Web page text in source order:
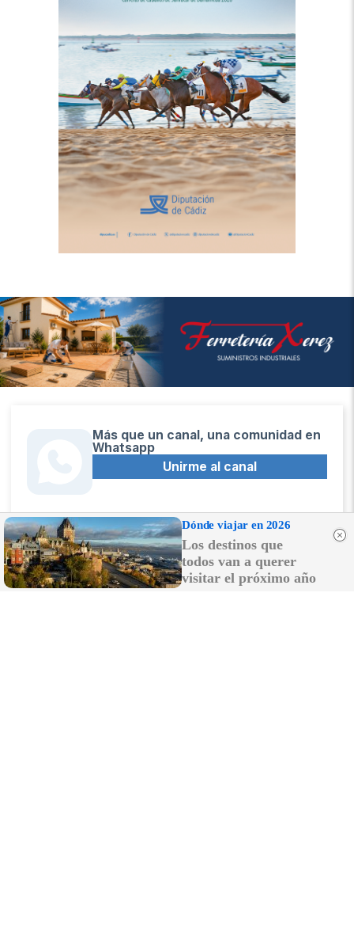
Más que un canal, una comunidad en
Whatsapp
Unirme al canal
Sígue la actualidad en Telegram
Suscribirme al canal
Dónde viajar en 2026
Los destinos que
todos van a querer
visitar el próximo año